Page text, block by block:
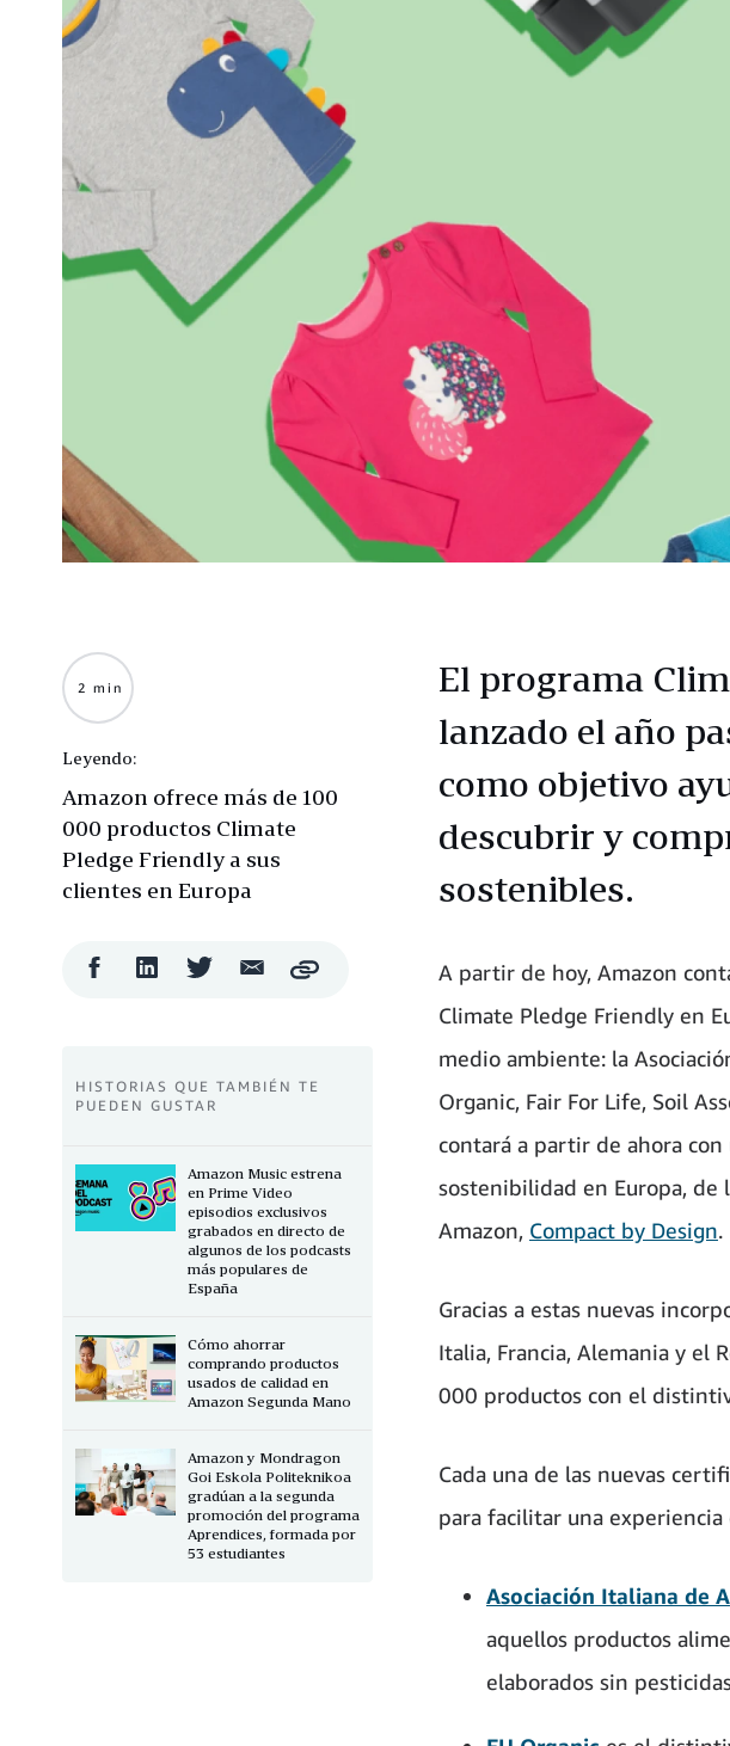
El programa
lanzado el año
como objetivo
descubrir y
sostenibles.
A partir de hoy, Amazon
Climate Pledge Friendly en
medio ambiente: la
Organic, Fair For Life, Soil
contará a partir de ahora
sostenibilidad en Europa, de
Amazon, Compact by Design.
Gracias a estas nuevas
Italia, Francia, Alemania y el
000 productos con el
Cada una de las nuevas
para facilitar una
Asociación Italiana de
aquellos productos
elaborados sin
2 min
Leyendo:
Amazon ofrece más de 100
000 productos Climate
Pledge Friendly a sus
clientes en Europa
CompartirCompartirCompartirCompartir
Copy
HISTORIAS QUE TAMBIÉN TE
PUEDEN GUSTAR
Amazon Music estrena
en Prime Video
episodios exclusivos
grabados en directo de
algunos de los podcasts
más populares de
España
Cómo ahorrar
comprando productos
usados de calidad en
Amazon Segunda Mano
Amazon y Mondragon
Goi Eskola Politeknikoa
gradúan a la segunda
promoción del programa
Aprendices, formada por
53 estudiantes